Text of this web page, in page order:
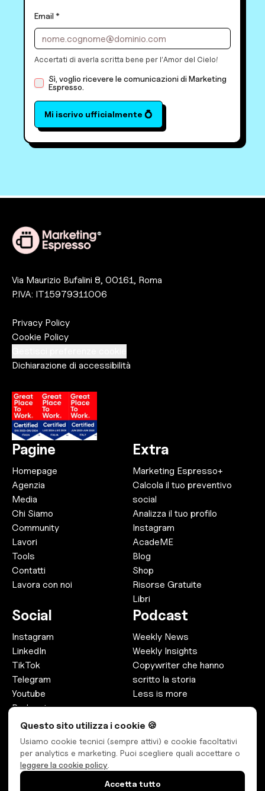
Email *
Accertati di averla scritta bene per l’Amor del Cielo!
Sì, voglio ricevere le comunicazioni di Marketing
Espresso.
Mi iscrivo ufficialmente 💍
®
Via Maurizio Bufalini 8, 00161, Roma
P.IVA: IT15979311006
Privacy Policy
Cookie Policy
Dichiarazione di accessibilità
Pagine
Homepage
Agenzia
Media
Chi Siamo
Community
Lavori
Tools
Contatti
Lavora con noi
Extra
Marketing Espresso+
Calcola il tuo preventivo
social
Analizza il tuo profilo
Instagram
AcadeME
Blog
Shop
Risorse Gratuite
Libri
Social
Instagram
LinkedIn
TikTok
Telegram
Youtube
Podcast
Threads
Podcast
Weekly News
Weekly Insights
Copywriter che hanno
scritto la storia
Less is more
Marketing Espresso. Tutti i diritti riservati.
Questo sito utilizza i cookie 🍪
Usiamo cookie tecnici (sempre attivi) e cookie facoltativi
per analytics e marketing. Puoi scegliere quali accettare o
leggere la cookie policy
Accetta tutto